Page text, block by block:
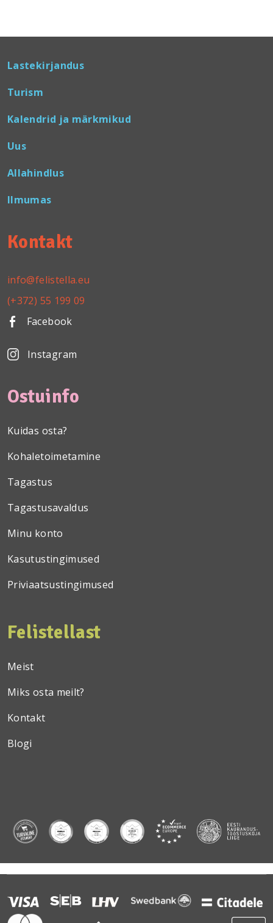
Lastekirjandus
Turism
Kalendrid ja märkmikud
Uus
Allahindlus
Ilmumas
Kontakt
info@felistella.eu
(+372) 55 199 09
Facebook
Instagram
Ostuinfo
Kuidas osta?
Kohaletoimetamine
Tagastus
Tagastusavaldus
Minu konto
Kasutustingimused
Priviaatsustingimused
Felistellast
Meist
Miks osta meilt?
Kontakt
Blogi